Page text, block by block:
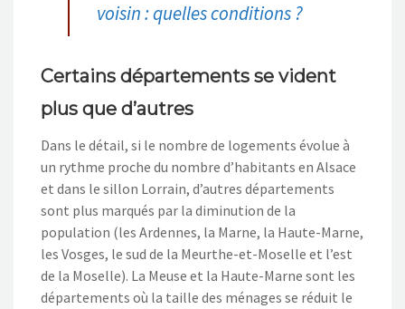
voisin : quelles conditions ?
Certains départements se vident
plus que d’autres
Dans le détail, si le nombre de logements évolue à
un rythme proche du nombre d’habitants en Alsace
et dans le sillon Lorrain, d’autres départements
sont plus marqués par la diminution de la
population (les Ardennes, la Marne, la Haute-Marne,
les Vosges, le sud de la Meurthe-et-Moselle et l’est
de la Moselle). La Meuse et la Haute-Marne sont les
départements où la taille des ménages se réduit le